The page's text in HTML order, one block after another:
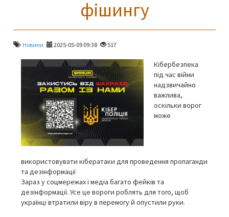
фішингу
Новини 2025-05-09 09:38 517
Кібербезпека
під час війни
надзвичайно
важлива,
оскільки ворог
може
використовувати кібератаки для проведення пропаганди
та дезінформації
Зараз у соцмережах і медіа багато фейків та
дезінформації. Усе це вороги роблять для того, щоб
українці втратили віру в перемогу й опустили руки.